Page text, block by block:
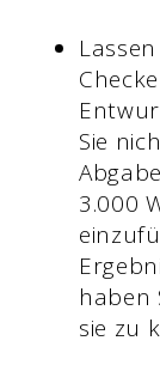
Sie
3.000
haben
sie zu